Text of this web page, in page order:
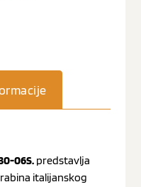
06S.predstavlja
italijanskog